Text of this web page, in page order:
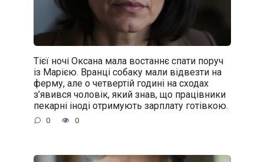
Тієї ночі Оксана мала востаннє спати поруч
із Марією. Вранці собаку мали відвезти на
ферму, але о четвертій годині на сходах
з’явився чоловік, який знав, що працівники
пекарні іноді отримують зарплату готівкою.
0 0